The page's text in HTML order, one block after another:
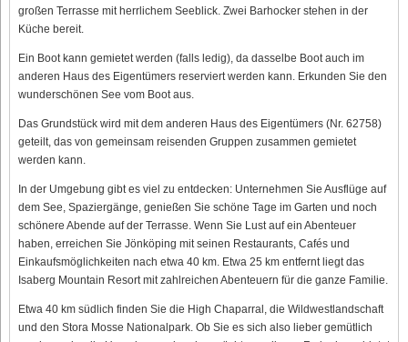
großen Terrasse mit herrlichem Seeblick. Zwei Barhocker stehen in der
Küche bereit.
Ein Boot kann gemietet werden (falls ledig), da dasselbe Boot auch im
anderen Haus des Eigentümers reserviert werden kann. Erkunden Sie den
wunderschönen See vom Boot aus.
Das Grundstück wird mit dem anderen Haus des Eigentümers (Nr. 62758)
geteilt, das von gemeinsam reisenden Gruppen zusammen gemietet
werden kann.
In der Umgebung gibt es viel zu entdecken: Unternehmen Sie Ausflüge auf
dem See, Spaziergänge, genießen Sie schöne Tage im Garten und noch
schönere Abende auf der Terrasse. Wenn Sie Lust auf ein Abenteuer
haben, erreichen Sie Jönköping mit seinen Restaurants, Cafés und
Einkaufsmöglichkeiten nach etwa 40 km. Etwa 25 km entfernt liegt das
Isaberg Mountain Resort mit zahlreichen Abenteuern für die ganze Familie.
Etwa 40 km südlich finden Sie die High Chaparral, die Wildwestlandschaft
und den Stora Mosse Nationalpark. Ob Sie es sich also lieber gemütlich